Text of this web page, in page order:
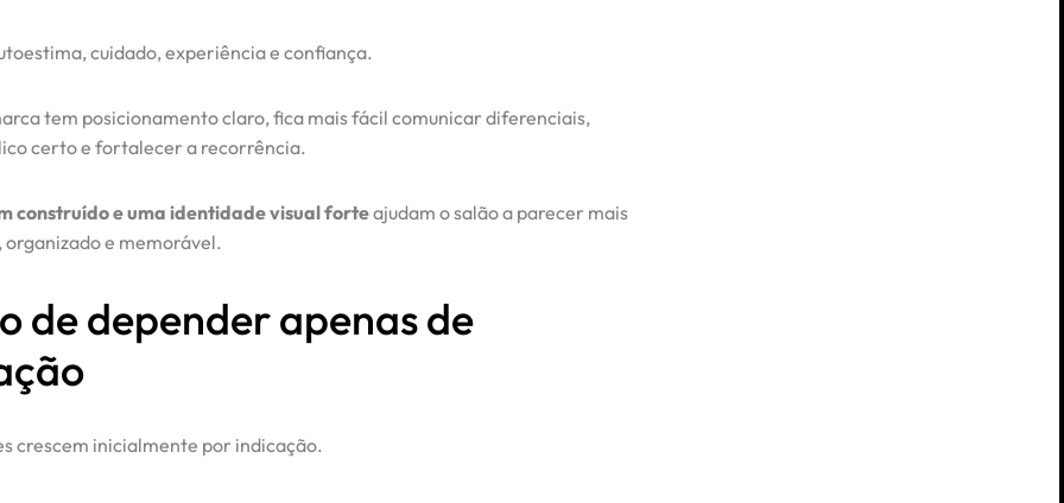
cuidado, experiência e confiança.
tem posicionamento claro, fica mais fácil comunicar diferenciais,
certo e fortalecer a recorrência.
construído e uma identidade visual forteajudam o salão a parecer mais
organizado e memorável.
de depender apenas de
crescem inicialmente por indicação.